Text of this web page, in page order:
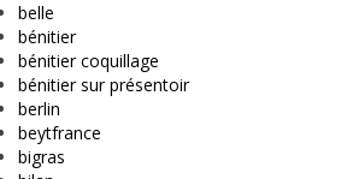
belle
bénitier
bénitier coquillage
bénitier sur présentoir
berlin
beytfrance
bigras